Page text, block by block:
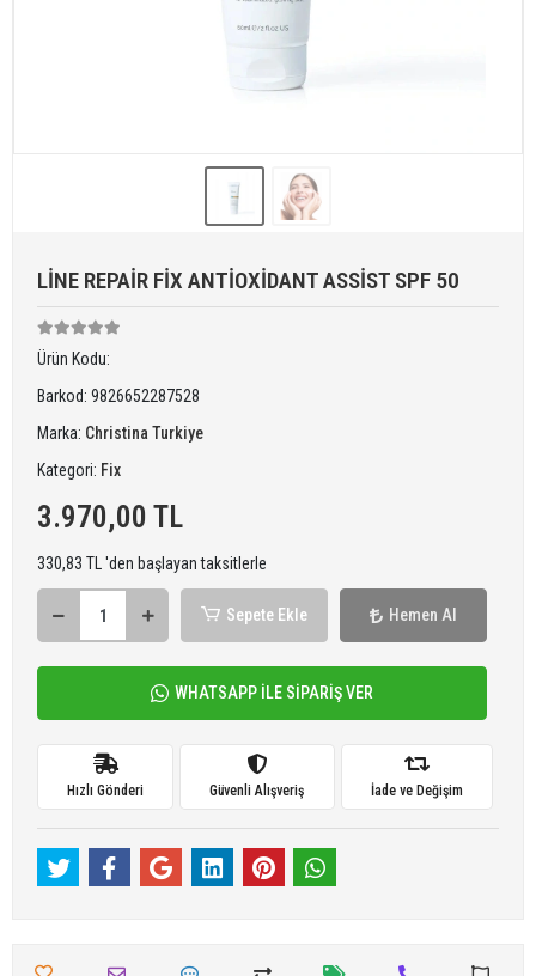
LİNE REPAİR FİX ANTİOXİDANT ASSİST SPF 50
Ürün Kodu:
Barkod: 9826652287528
Marka: Christina Turkiye
Kategori: Fix
3.970,00 TL
330,83 TL 'den başlayan taksitlerle
Sepete Ekle Hemen Al
WHATSAPP İLE SİPARİŞ VER
Hızlı Gönderi Güvenli Alışveriş İade ve Değişim